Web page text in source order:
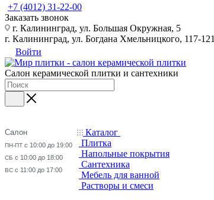
+7 (4012) 31-22-00
Заказать звонок
г. Калининград, ул. Большая Окружная, 5
г. Калининград, ул. Богдана Хмельницкого, 117-121
Войти
Салон керамической плитки и сантехники
Салон
ПН-ПТ с 10:00 до 19:00
СБ с 10:00 до 18:00
ВС с 11:00 до 17:00
Каталог
Плитка
Напольные покрытия
Сантехника
Мебель для ванной
Растворы и смеси